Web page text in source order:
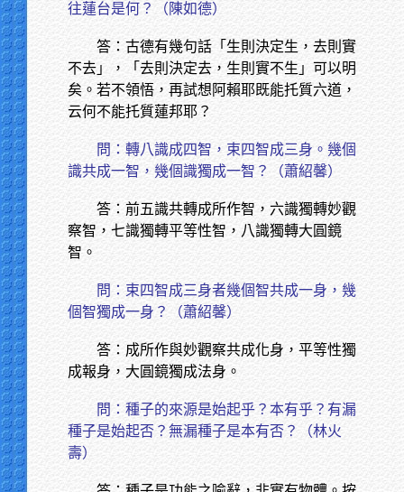
往蓮台是何？（陳如德）
答：古德有幾句話「生則決定生，去則實
不去」，「去則決定去，生則實不生」可以明
矣。若不領悟，再試想阿賴耶既能托質六道，
云何不能托質蓮邦耶？
問：轉八識成四智，束四智成三身。幾個
識共成一智，幾個識獨成一智？（蕭紹馨）
答：前五識共轉成所作智，六識獨轉妙觀
察智，七識獨轉平等性智，八識獨轉大圓鏡
智。
問：束四智成三身者幾個智共成一身，幾
個智獨成一身？（蕭紹馨）
答：成所作與妙觀察共成化身，平等性獨
成報身，大圓鏡獨成法身。
問：種子的來源是始起乎？本有乎？有漏
種子是始起否？無漏種子是本有否？（林火
壽）